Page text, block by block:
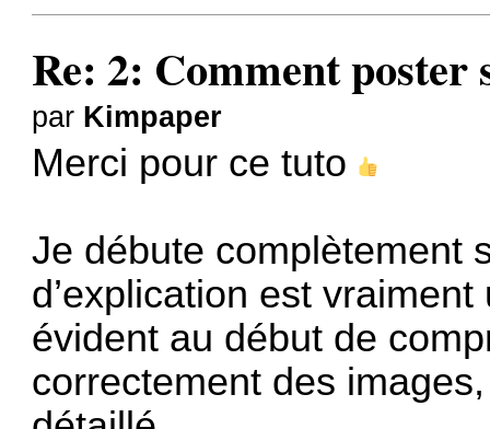
Re: 2: Comment poster
par Kimpaper
Merci pour ce tuto
Je débute complètement
d’explication est
évident au début de
correctement des